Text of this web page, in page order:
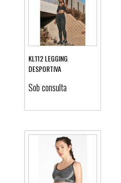
Ver detalhes
KL112 LEGGING
DESPORTIVA
Sob consulta